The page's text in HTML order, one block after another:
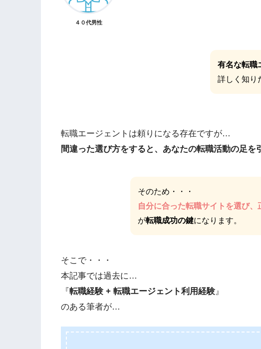
４０代男性
有名な転職
詳しく知り
転職エージェントは頼りになる存在ですが…
間違った選び方をすると、あなたの転職活動の足を
そのため・・・
自分に合った転職サイトを選び、
が転職成功の鍵になります。
そこで・・・
本記事では過去に…
『転職経験 + 転職エージェント利用経験』
のある筆者が…